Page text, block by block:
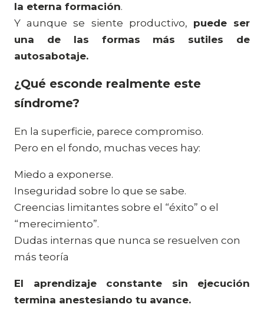
la eterna formación.
Y aunque se siente productivo, puede ser
una de las formas más sutiles de
autosabotaje.
¿Qué esconde realmente este
síndrome?
En la superficie, parece compromiso.
Pero en el fondo, muchas veces hay:
Miedo a exponerse.
Inseguridad sobre lo que se sabe.
Creencias limitantes sobre el “éxito” o el
“merecimiento”.
Dudas internas que nunca se resuelven con
más teoría
El aprendizaje constante sin ejecución
termina anestesiando tu avance.